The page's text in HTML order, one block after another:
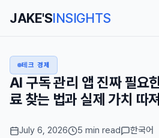
JAKE'SINSIGHTS
테크 경제
AI 구독 관리 앱 진짜 필요
료 찾는 법과 실제 가치 따
July 6, 2026 5 min read 한국어